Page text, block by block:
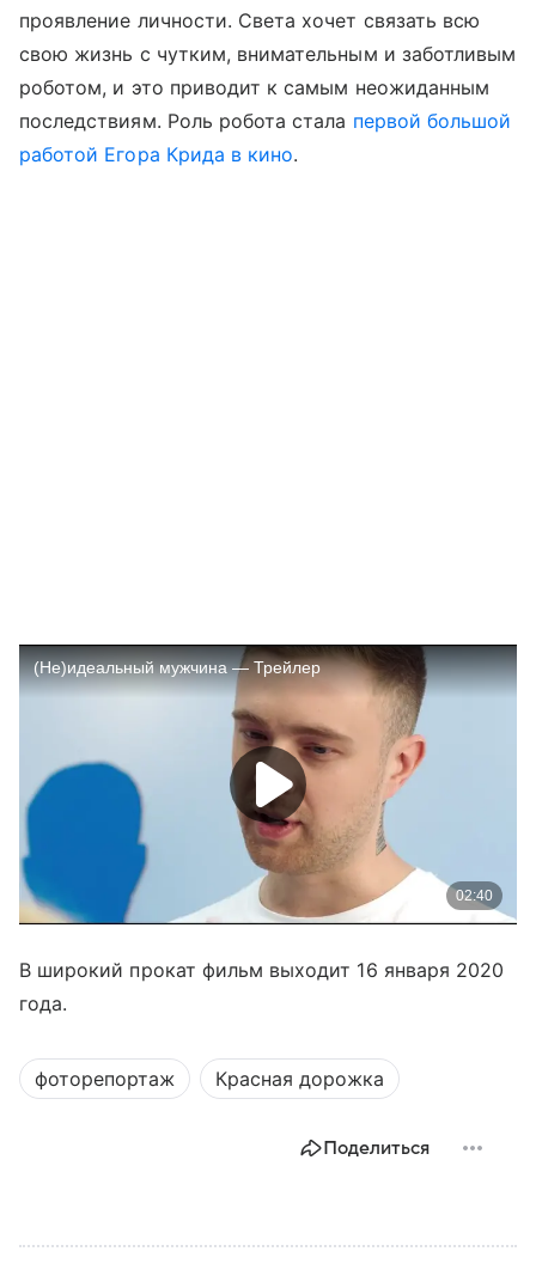
проявление личности. Света хочет связать всю
свою жизнь с чутким, внимательным и заботливым
роботом, и это приводит к самым неожиданным
последствиям. Роль робота стала первой большой
работой Егора Крида в кино.
В широкий прокат фильм выходит 16 января 2020
года.
фоторепортаж Красная дорожка
Поделиться